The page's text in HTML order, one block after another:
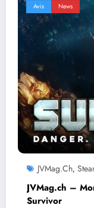
Avis News
JVMag.ch,
JVMag.ch –
Survivor